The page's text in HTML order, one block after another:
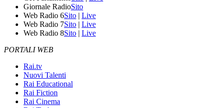
Giornale RadioSito
Web Radio 6Sito | Live
Web Radio 7Sito | Live
Web Radio 8Sito | Live
PORTALI WEB
Rai.tv
Nuovi Talenti
Rai Educational
Rai Fiction
Rai Cinema